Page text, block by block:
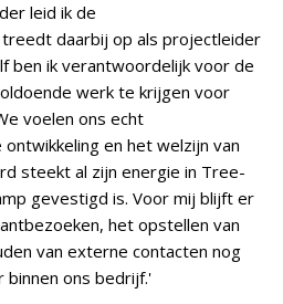
leid ik de
daarbij op als projectleider
ben ik verantwoordelijk voor de
werk te krijgen voor
voelen ons echt
en het welzijn van
steekt al zijn energie in Tree-
gevestigd is. Voor mij blijft er
het opstellen van
van externe contacten nog
binnen ons bedrijf.'